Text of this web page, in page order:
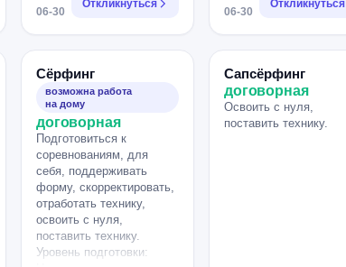
06-30
Откликнуться
06-30
Откликнуться
Сёрфинг
возможна работа
на дому
договорная
Подготовиться к
соревнованиям, для
себя, поддерживать
форму, скорректировать,
отработать технику,
освоить с нуля,
поставить технику.
Уровень подготовки:
Сапсёрфинг
договорная
Освоить с нуля,
поставить технику.